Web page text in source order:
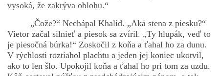
vysoká, že zakrýva oblohu.“
„Čože?“ Nechápal Khalid. „Aká stena z piesku?“
Vietor začal silnieť a piesok sa zvíril. „Ty hlupák, veď to
je piesočná búrka!“ Zoskočil z koňa a ťahal ho za dunu.
V rýchlosti roztiahol plachtu a jeden jej koniec ukotvil,
ako to len šlo. Upokojil koňa a ťahal ho pri tom za uzdu.